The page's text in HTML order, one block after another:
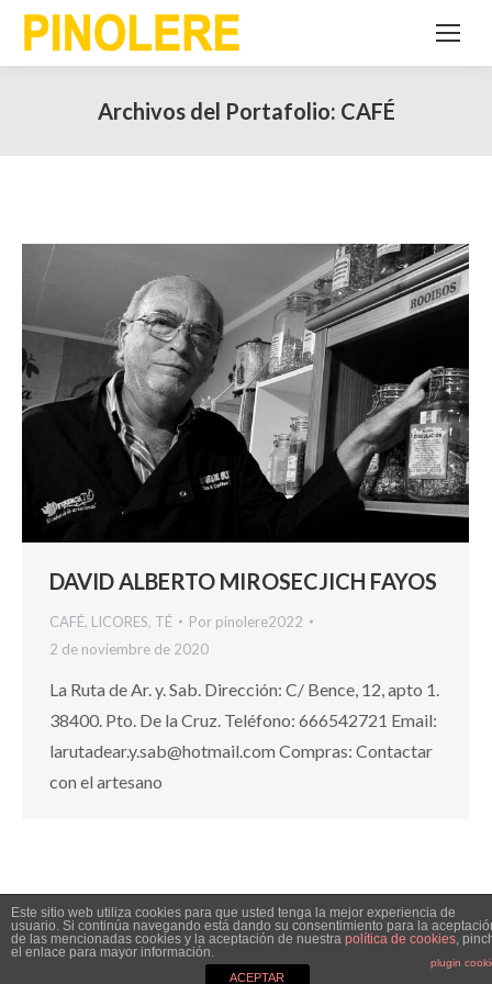
Archivos del Portafolio: CAFÉ
DAVID ALBERTO MIROSECJICH FAYOS
CAFÉ, LICORES, TÉ Por pinolere2022
2 de noviembre de 2020
La Ruta de Ar. y. Sab. Dirección: C/ Bence, 12, apto 1.
38400. Pto. De la Cruz. Teléfono: 666542721 Email:
larutadear.y.sab@hotmail.com Compras: Contactar
con el artesano
2026 PINOLERE - Powered by DescubreGroup
Este sitio web utiliza cookies para que usted tenga la mejor experiencia de
usuario. Si continúa navegando está dando su consentimiento para la
de las mencionadas cookies y la aceptación de nuestra política de cookies,
el enlace para mayor información.
plugin
ACEPTAR